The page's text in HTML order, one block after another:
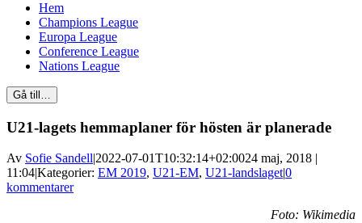
Hem
Champions League
Europa League
Conference League
Nations League
Gå till…
U21-lagets hemmaplaner för hösten är planerade
Av Sofie Sandell|2022-07-01T10:32:14+02:0024 maj, 2018 |
11:04|Kategorier: EM 2019, U21-EM, U21-landslaget|0
kommentarer
Foto: Wikimedia